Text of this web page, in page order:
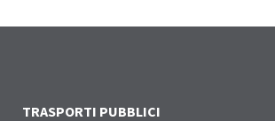
TRASPORTI PUBBLICI